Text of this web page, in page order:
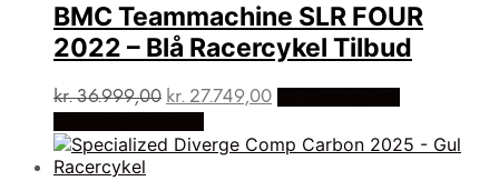
BMC Teammachine SLR FOUR
2022 – Blå Racercykel Tilbud
kr.36.999,00 Den
oprindelige
pris
kr. 27.749,00Den
pris
er: